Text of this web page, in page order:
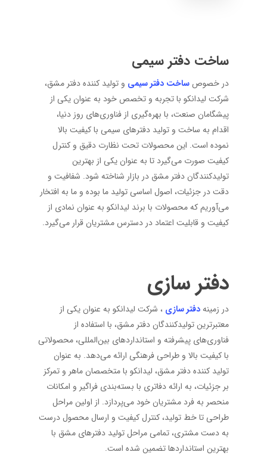
ساخت دفتر سیمی
در خصوصساخت دفتر سیمی و تولید کننده دفتر مشق،
شرکت لیدانکو با تجربه و تخصص خود به عنوان یکی از
پیشگامان صنعت، با بهره‌گیری از فناوری‌های روز دنیا،
اقدام به ساخت و تولید دفترهای سیمی با کیفیت بالا
نموده است. این محصولات تحت نظارت دقیق و کنترل
کیفیت صورت می‌گیرد تا به عنوان یکی از بهترین
تولیدکنندگان دفتر مشق در بازار شناخته شود. شفافیت و
دقت در جزئیات، اصول اساسی تولید ما بوده و ما به افتخار
می‌آوریم که محصولات با برند لیدانکو به عنوان نمادی از
کیفیت و قابلیت اعتماد در دسترس مشتریان قرار می‌گیرد.
دفتر سازی
در زمینهدفتر سازی ، شرکت لیدانکو به عنوان یکی از
معتبرترین تولیدکنندگان دفتر مشق، با استفاده از
فناوری‌های پیشرفته و استانداردهای بین‌المللی، محصولاتی
با کیفیت بالا و طراحی فرهنگی ارائه می‌دهد. به عنوان
تولید کننده دفتر مشق، لیدانکو با متخصصان ماهر و تمرکز
بر جزئیات، به ارائه دفاتری با بسته‌بندی فراگیر و امکانات
منحصر به فرد مشتریان خود می‌پردازد. از اولین مراحل
طراحی تا خط تولید، کنترل کیفیت و ارسال محصول درست
به دست مشتری، تمامی مراحل تولید دفترهای مشق با
بهترین استانداردها تضمین شده است.